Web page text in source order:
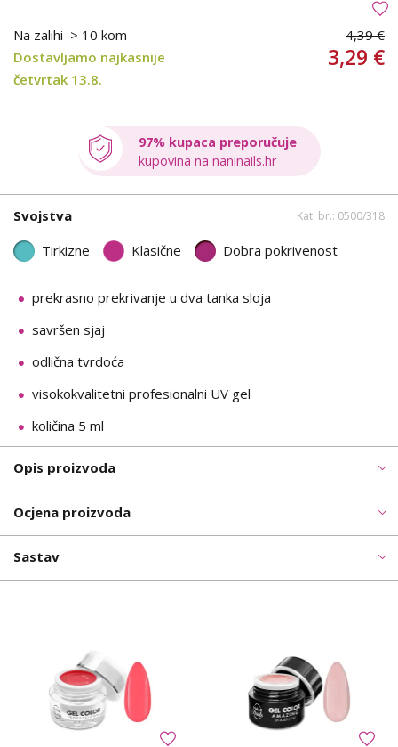
Na zalihi > 10 kom
Dostavljamo najkasnije
četvrtak 13.8.
4,39 €
3,29 €
97% kupaca preporučuje
kupovina na naninails.hr
Svojstva Kat. br.: 0500/318
Tirkizne Klasične Dobra pokrivenost
prekrasno prekrivanje u dva tanka sloja
savršen sjaj
odlična tvrdoća
visokokvalitetni profesionalni UV gel
količina 5 ml
Opis proizvoda
Ocjena proizvoda
Sastav